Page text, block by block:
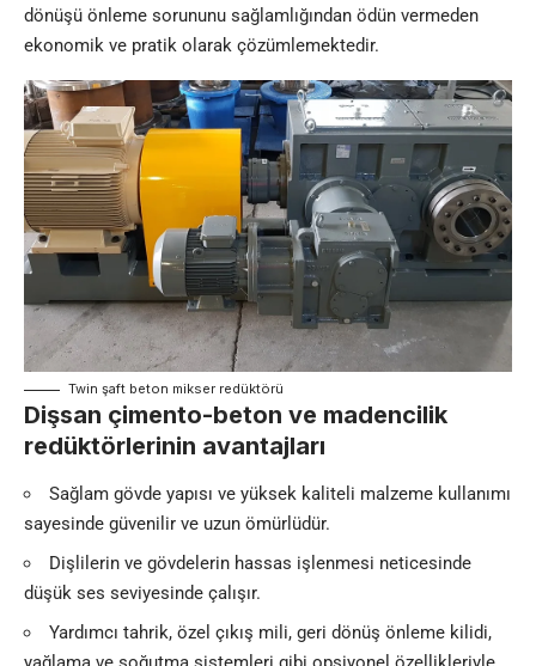
dönüşü önleme sorununu sağlamlığından ödün vermeden
ekonomik ve pratik olarak çözümlemektedir.
Twin şaft beton mikser redüktörü
Dişsan çimento-beton ve madencilik
redüktörlerinin avantajları
Sağlam gövde yapısı ve yüksek kaliteli malzeme kullanımı
sayesinde güvenilir ve uzun ömürlüdür.
Dişlilerin ve gövdelerin hassas işlenmesi neticesinde
düşük ses seviyesinde çalışır.
Yardımcı tahrik, özel çıkış mili, geri dönüş önleme kilidi,